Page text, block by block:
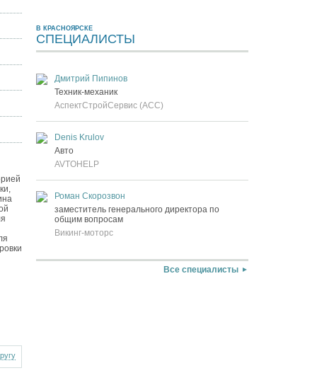
В КРАСНОЯРСКЕ
СПЕЦИАЛИСТЫ
Дмитрий Пипинов
Техник-механик
АспектСтройСервис (АСС)
Denis Krulov
Авто
AVTOHELP
Роман Скорозвон
заместитель генерального директора по
общим вопросам
Викинг-моторс
Все специалисты